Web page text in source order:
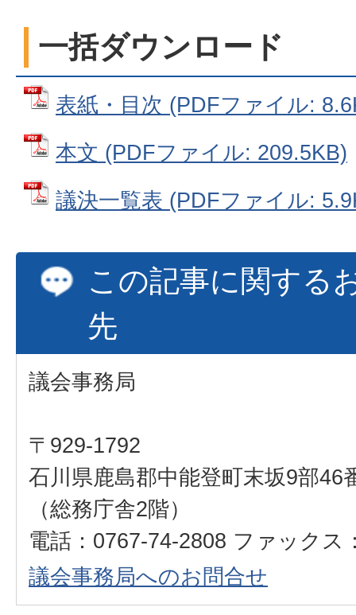
一括ダウンロード
表紙・目次 (PDFファイル:
本文 (PDFファイル: 209.5KB)
議決一覧表 (PDFファイル:
この記事に関する
先
議会事務局
〒929-1792
石川県鹿島郡中能登町末坂9部46
（総務庁舎2階）
電話：0767-74-2808 ファックス
議会事務局へのお問合せ